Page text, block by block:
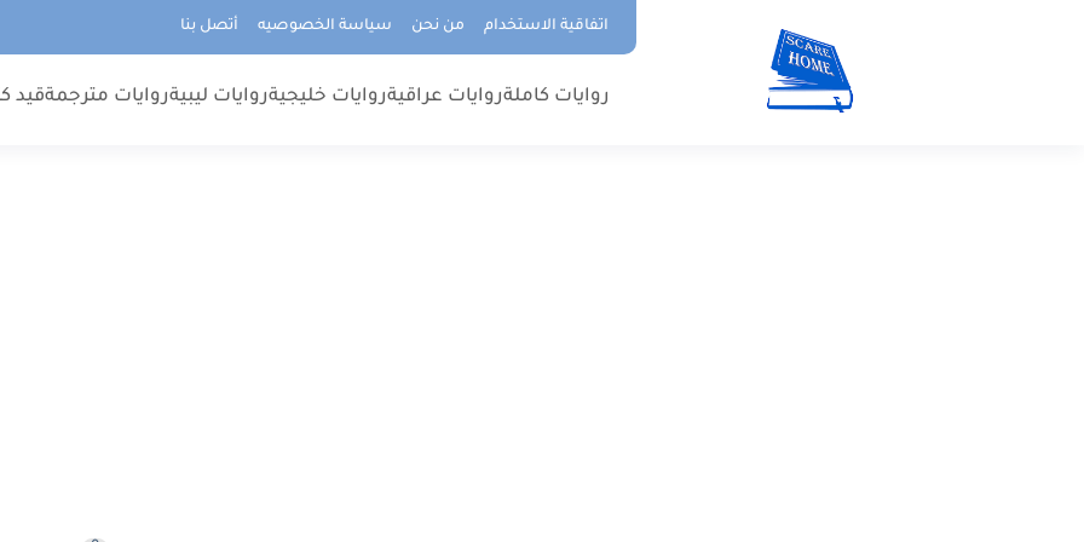
اتفاقية الاستخدام من نحن سياسة الخصوصيه أتصل بنا
روايات كاملةروايات عراقيةروايات خليجيةروايات ليبيةروايات مترجمةقيد